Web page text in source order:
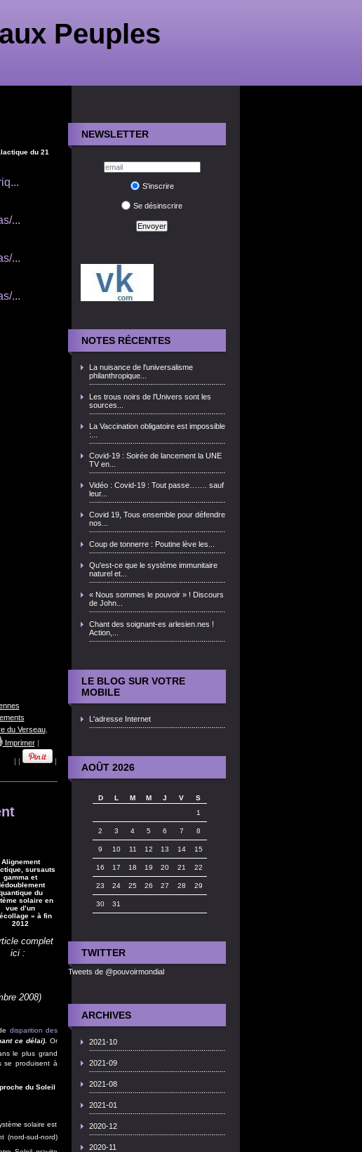
Peuples
NEWSLETTER
S'inscrire
Se désinscrire
NOTES RÉCENTES
La nuisance de l'universalisme
philanthropique...
Les trous noirs de l'Univers sont les
sources...
La Vaccination obligatoire est impossible
:...
Covid-19 : Soirée de lancement la UNE
TV en...
Vidéo : Covid-19 : Tout passe……. sauf
leur...
Covid 19, Tous ensemble pour défendre
nos...
Coup de tonnerre : Poutine lève les...
Qu'est-ce que le système immunitaire
naturel et...
« Nous sommes le pouvoir » ! Discours
de John...
Chant des soignant-es arlesien.nes !
Action,...
LE BLOG SUR VOTRE
MOBILE
L'adresse Internet
AOÛT 2026
D L M M J V
S
1
2 3 4 5 6 7 8
9 10 11 12 13 14 15
16 17 18 19 20 21 22
23 24 25 26 27 28 29
30 31
TWITTER
Tweets de @pouvoirmondial
ARCHIVES
2021-10
2021-09
2021-08
2021-01
2020-12
2020-11
du 21
...
...
...
du Verseau,
Imprimer|
| | |
Alignement
sursauts
gamma et
du
solaire en
vue d’un
» à fin
2012
complet
ici :
2008)
disparition des
ce délai).Or
le plus grand
se produisent à
du Soleil
solaire est
(nord-sud-nord)